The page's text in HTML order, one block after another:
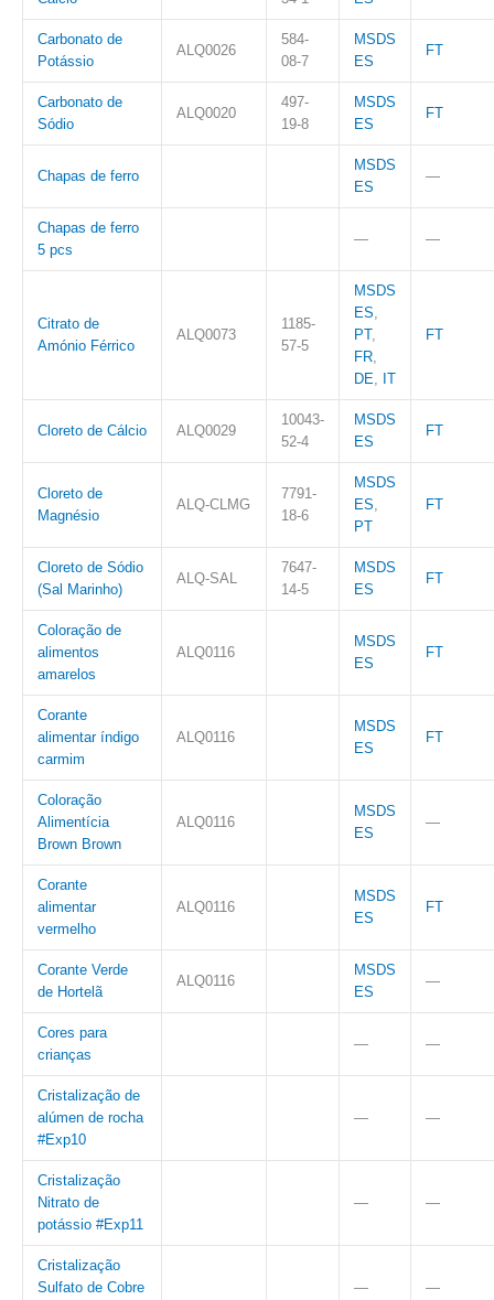
Carbonato de
Potássio
ALQ0026
584-
08-7
MSDS
ES
FT
Carbonato de
Sódio
ALQ0020
497-
19-8
MSDS
ES
FT
Chapas de ferro
MSDS
ES
—
Chapas de ferro
5 pcs
— —
Citrato de
Amónio Férrico
ALQ0073
1185-
57-5
MSDS
ES,
PT,
FR,
DE, IT
FT
Cloreto de Cálcio ALQ0029
10043-
52-4
MSDS
ES
FT
Cloreto de
Magnésio
ALQ-CLMG
7791-
18-6
MSDS
ES,
PT
FT
Cloreto de Sódio
(Sal Marinho)
ALQ-SAL
7647-
14-5
MSDS
ES
FT
Coloração de
alimentos
amarelos
ALQ0116
MSDS
ES
FT
Corante
alimentar índigo
carmim
ALQ0116
MSDS
ES
FT
Coloração
Alimentícia
Brown Brown
ALQ0116
MSDS
ES
—
Corante
alimentar
vermelho
ALQ0116
MSDS
ES
FT
Corante Verde
de Hortelã
ALQ0116
MSDS
ES
—
Cores para
crianças
— —
Cristalização de
alúmen de rocha
#Exp10
— —
Cristalização
Nitrato de
potássio #Exp11
— —
Cristalização
Sulfato de Cobre
— —